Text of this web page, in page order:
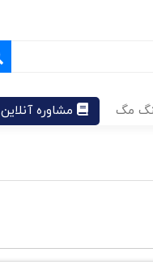
مگ مشاوره آنلاین